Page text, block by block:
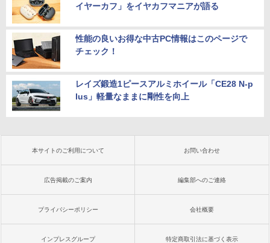
イヤーカフ」をイヤカフマニアが語る
性能の良いお得な中古PC情報はこのページで
チェック！
レイズ鍛造1ピースアルミホイール「CE28 N-p
lus」軽量なままに剛性を向上
本サイトのご利用について お問い合わせ
広告掲載のご案内 編集部へのご連絡
プライバシーポリシー 会社概要
インプレスグループ 特定商取引法に基づく表示